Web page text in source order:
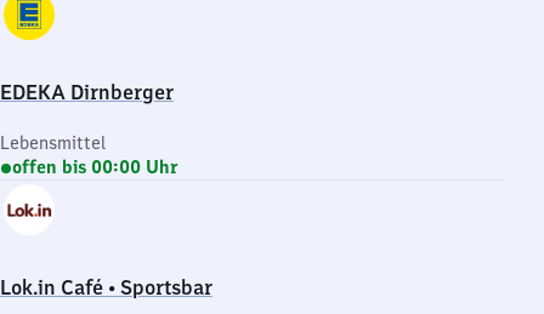
EDEKA Dirnberger
Lebensmittel
offen bis 00:00 Uhr
Lok.in Café • Sportsbar